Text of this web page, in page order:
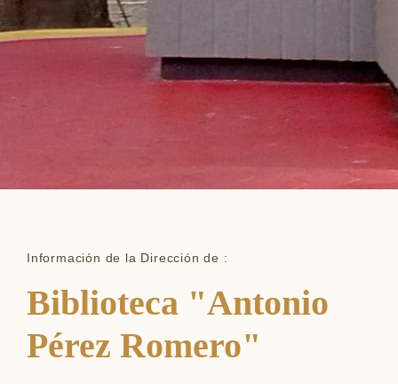
Información de la Dirección de :
Biblioteca "Antonio
Pérez Romero"